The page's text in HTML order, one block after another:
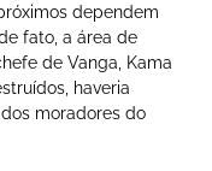
dependem
fato, a área de
de Vanga, Kama
haveria
moradores do